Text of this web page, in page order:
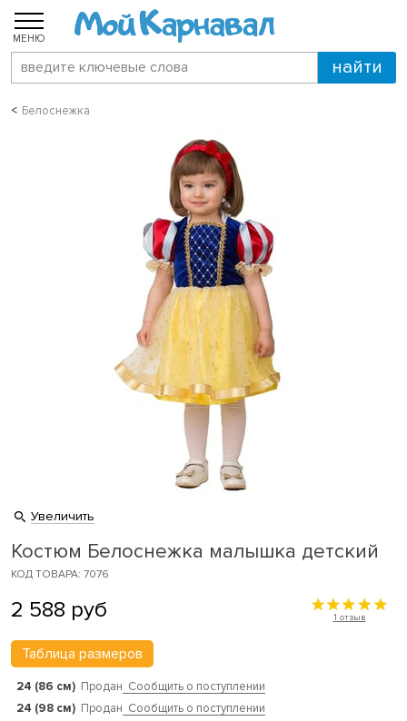
МЕНЮ
Белоснежка
Увеличить
Костюм Белоснежка малышка детский
КОД ТОВАРА: 7076
2 588 руб 1 отзыв
Таблица размеров
24 (86 см) Продан Сообщить о поступлении
24 (98 см) Продан Сообщить о поступлении